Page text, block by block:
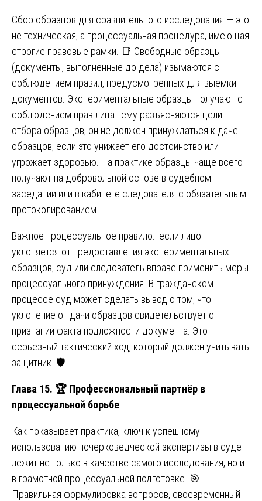
Сбор образцов для сравнительного исследования — это
не техническая, а процессуальная процедура, имеющая
строгие правовые рамки. 📑 Свободные образцы
(документы, выполненные до дела) изымаются с
соблюдением правил, предусмотренных для выемки
документов. Экспериментальные образцы получают с
соблюдением прав лица: ему разъясняются цели
отбора образцов, он не должен принуждаться к даче
образцов, если это унижает его достоинство или
угрожает здоровью. На практике образцы чаще всего
получают на добровольной основе в судебном
заседании или в кабинете следователя с обязательным
протоколированием.
Важное процессуальное правило: если лицо
уклоняется от предоставления экспериментальных
образцов, суд или следователь вправе применить меры
процессуального принуждения. В гражданском
процессе суд может сделать вывод о том, что
уклонение от дачи образцов свидетельствует о
признании факта подложности документа. Это
серьёзный тактический ход, который должен учитывать
защитник. 🛡️
Глава 15. 🏆 Профессиональный партнёр в
процессуальной борьбе
Как показывает практика, ключ к успешному
использованию почерковедческой экспертизы в суде
лежит не только в качестве самого исследования, но и
в грамотной процессуальной подготовке. 🎯
Правильная формулировка вопросов, своевременный